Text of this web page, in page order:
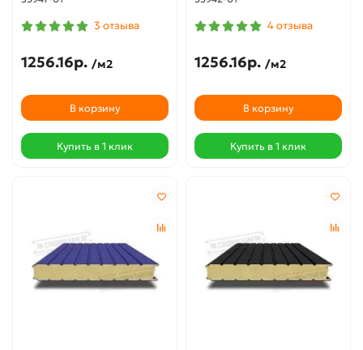
3 отзыва
1256.16р. /м2
В корзину
Купить в 1 клик
4 отзыва
1256.16р. /м2
В корзину
Купить в 1 клик